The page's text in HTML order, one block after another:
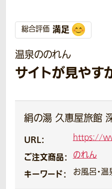
総合評価 満足
温泉ののれん
サイトが見やす
絹の湯 久惠屋旅館
URL： https://
ご注文商品： のれん
キーワード： お風呂・温